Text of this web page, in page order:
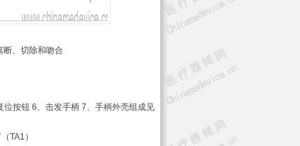
断、切除和吻合
按钮 6、击发手柄 7、手柄外壳组成见
TA1）